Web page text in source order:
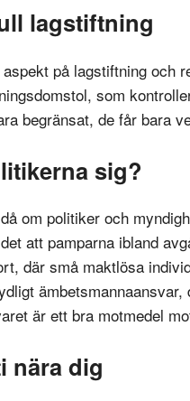
lagstiftning
på lagstiftning och
som
begränsat, de får bara
sig?
om politiker och
att pamparna ibland
där små maktlösa
är ett bra motmedel
nära dig